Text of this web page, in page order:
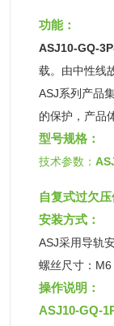
功能：
ASJ10-GQ-
载。由中性线
ASJ系列产品
的保护，产品
型号规格：
技术参数：
自复式过欠
安装方式：
ASJ采用导轨
螺丝尺寸：
操作说明：
ASJ10-GQ-